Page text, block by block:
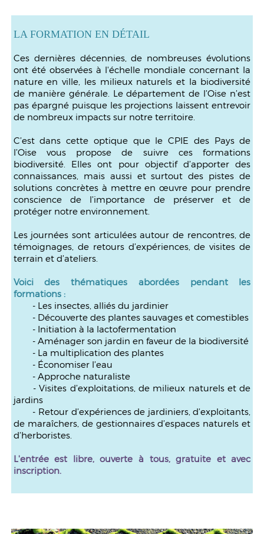
LA FORMATION EN DÉTAIL
Ces dernières décennies, de nombreuses évolutions
ont été observées à l'échelle mondiale concernant la
nature en ville, les milieux naturels et la biodiversité
de manière générale. Le département de l’Oise n’est
pas épargné puisque les projections laissent entrevoir
de nombreux impacts sur notre territoire.
C’est dans cette optique que le CPIE des Pays de
l’Oise vous propose de suivre ces formations
biodiversité. Elles ont pour objectif d’apporter des
connaissances, mais aussi et surtout des pistes de
solutions concrètes à mettre en œuvre pour prendre
conscience de l’importance de préserver et de
protéger notre environnement.
Les journées sont articulées autour de rencontres, de
témoignages, de retours d’expériences, de visites de
terrain et d’ateliers.
Voici des thématiques abordées pendant les
formations :
- Les insectes, alliés du jardinier
- Découverte des plantes sauvages et comestibles
- Initiation à la lactofermentation
- Aménager son jardin en faveur de la biodiversité
- La multiplication des plantes
- Économiser l’eau
- Approche naturaliste
- Visites d’exploitations, de milieux naturels et de
jardins
- Retour d’expériences de jardiniers, d’exploitants,
de maraîchers, de gestionnaires d’espaces naturels et
d’herboristes.
L'entrée est libre, ouverte à tous, gratuite et avec
inscription.